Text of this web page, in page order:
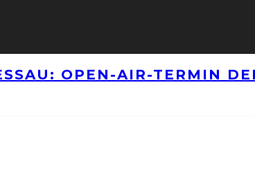
OPEN-AIR-TERMIN